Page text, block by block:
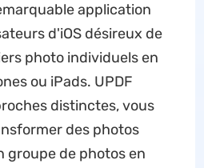
application
d'iOS désireux de
photo individuels en
ou iPads. UPDF
distinctes, vous
des photos
groupe de photos en